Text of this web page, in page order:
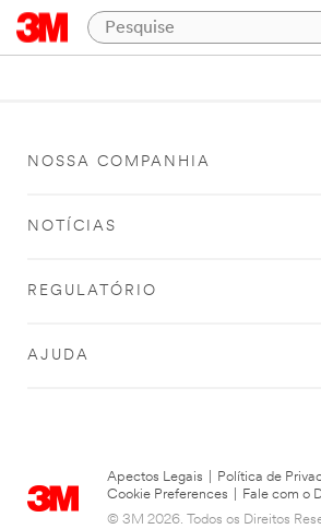
NOSSA COMPANHIA
NOTÍCIAS
REGULATÓRIO
AJUDA
Apectos Legais Política de
Cookie Preferences
Fale com o
© 3M 2026. Todos os Direitos